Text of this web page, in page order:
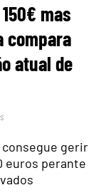
mas
compara
atual de
consegue gerir
euros perante